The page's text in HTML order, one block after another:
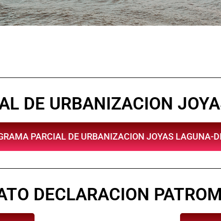
DE URBANIZACION
PARCIAL DE URBANIZACION JOYAS LAGUNA-
DECLARACION